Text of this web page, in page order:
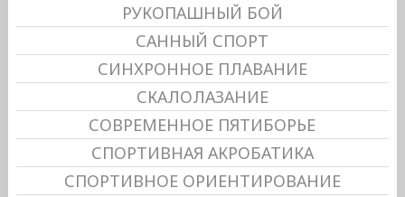
РУКОПАШНЫЙ БОЙ
САННЫЙ СПОРТ
СИНХРОННОЕ ПЛАВАНИЕ
СКАЛОЛАЗАНИЕ
СОВРЕМЕННОЕ ПЯТИБОРЬЕ
СПОРТИВНАЯ АКРОБАТИКА
СПОРТИВНОЕ ОРИЕНТИРОВАНИЕ